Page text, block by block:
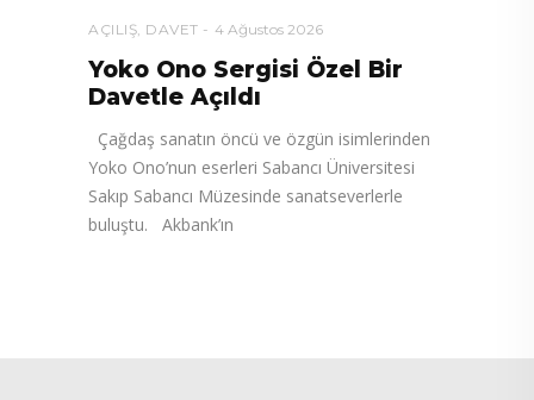
AÇILIŞ DAVET 4 Ağustos 2026
Yoko Ono Sergisi Özel Bir
Davetle Açıldı
Çağdaş sanatın öncü ve özgün isimlerinden
Yoko Ono’nun eserleri Sabancı Üniversitesi
Sakıp Sabancı Müzesinde sanatseverlerle
buluştu. Akbank’ın